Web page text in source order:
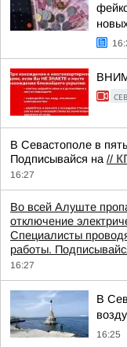
В Севастополе в
Подписывайся на //
16:27
Во всей Алуште
отключение
Специалисты
работы.
16:27
В
16:25